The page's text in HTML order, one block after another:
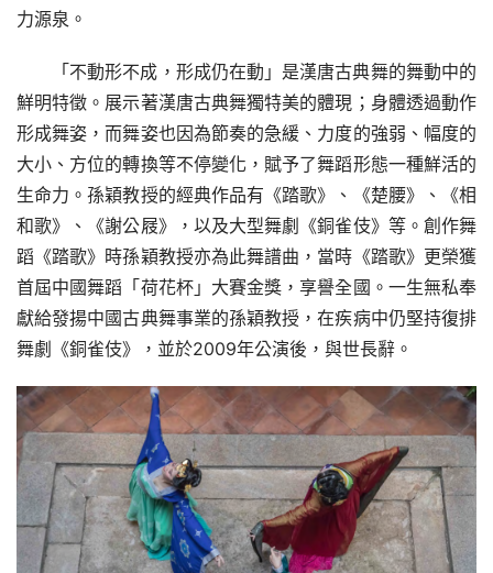
力源泉。
「不動形不成，形成仍在動」是漢唐古典舞的舞動中的
鮮明特徵。展示著漢唐古典舞獨特美的體現；身體透過動作
形成舞姿，而舞姿也因為節奏的急緩、力度的強弱、幅度的
大小、方位的轉換等不停變化，賦予了舞蹈形態一種鮮活的
生命力。孫穎教授的經典作品有《踏歌》、《楚腰》、《相
和歌》、《謝公屐》，以及大型舞劇《銅雀伎》等。創作舞
蹈《踏歌》時孫穎教授亦為此舞譜曲，當時《踏歌》更榮獲
首屆中國舞蹈「荷花杯」大賽金獎，享譽全國。一生無私奉
獻給發揚中國古典舞事業的孫穎教授，在疾病中仍堅持復排
舞劇《銅雀伎》，並於2009年公演後，與世長辭。